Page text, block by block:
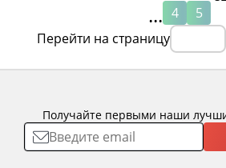
... 4
5
Перейти на страницу
Получайте первыми наши